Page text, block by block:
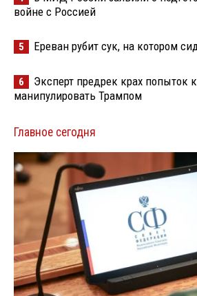
войне с Россией
5 Ереван рубит сук, на котором
6
Эксперт предрек крах попыток
манипулировать Трампом
Главное сегодня